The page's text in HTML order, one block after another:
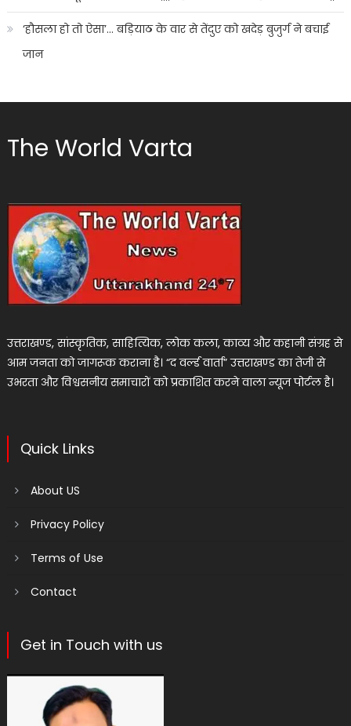
‘हौसला हो तो ऐसा’… बड़ियाठ के वार से तेंदुए को खदेड़ बुजुर्ग ने बचाई
जान
The World Varta
उत्तराखण्ड, सांस्कृतिक, साहित्यिक, लोक कला, काव्य और कहानी संग्रह से
आम जनता को जागरूक कराना है। “द वर्ल्ड वार्ता” उत्तराखण्ड का तेजी से
उभरता और विश्वसनीय समाचारों को प्रकाशित करने वाला न्यूज पोर्टल है।
Quick Links
About US
Privacy Policy
Terms of Use
Contact
Get in Touch with us